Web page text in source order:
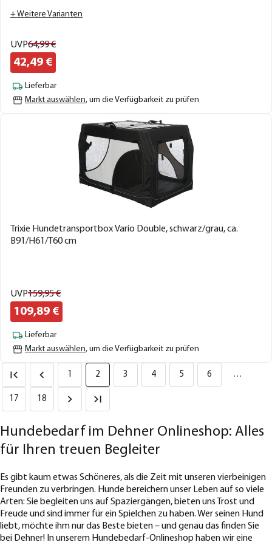
+ Weitere Varianten
UVP64,99€
42,49 €
Lieferbar
Markt auswählen, um die Verfügbarkeit zu prüfen
Trixie Hundetransportbox Vario Double, schwarz/grau, ca.
B91/H61/T60 cm
UVP159,95€
109,89 €
Lieferbar
Markt auswählen, um die Verfügbarkeit zu prüfen
1 2 3 4 5 6 …
17 18
Hundebedarf im Dehner Onlineshop: Alles
für Ihren treuen Begleiter
Es gibt kaum etwas Schöneres, als die Zeit mit unseren vierbeinigen
Freunden zu verbringen. Hunde bereichern unser Leben auf so viele
Arten: Sie begleiten uns auf Spaziergängen, bieten uns Trost und
Freude und sind immer für ein Spielchen zu haben. Wer seinen Hund
liebt, möchte ihm nur das Beste bieten – und genau das finden Sie
bei Dehner! In unserem Hundebedarf-Onlineshop haben wir eine